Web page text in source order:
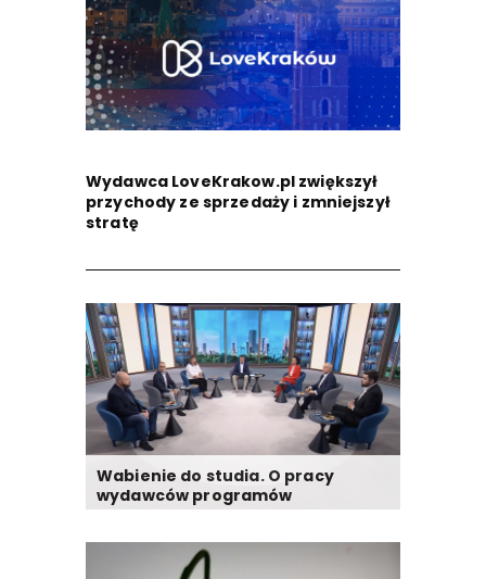
Wydawca LoveKrakow.pl zwiększył
przychody ze sprzedaży i zmniejszył
stratę
Wabienie do studia. O pracy
wydawców programów